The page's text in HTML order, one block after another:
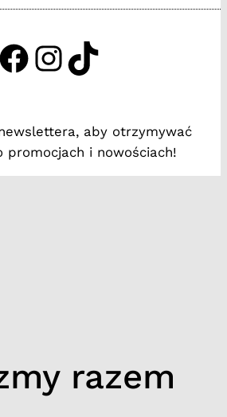
https://http://instagram.com
http://tiktok.tak
aby otrzymywać
promocjach i nowościach!
razem